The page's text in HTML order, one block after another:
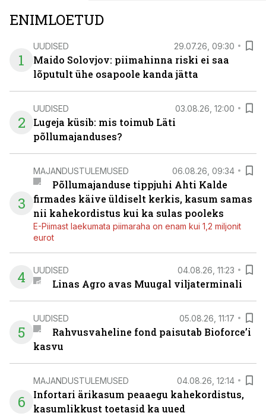
ENIMLOETUD
1
UUDISED 29.07.26, 09:30
Maido Solovjov: piimahinna riski ei saa
lõputult ühe osapoole kanda jätta
2
UUDISED 03.08.26, 12:00
Lugeja küsib: mis toimub Läti
põllumajanduses?
3
MAJANDUSTULEMUSED 06.08.26, 09:34
Põllumajanduse tippjuhi Ahti Kalde
firmades käive üldiselt kerkis, kasum samas
nii kahekordistus kui ka sulas pooleks
E-Piimast laekumata piimaraha on enam kui 1,2 miljonit
eurot
4 UUDISED 04.08.26, 11:23
Linas Agro avas Muugal viljaterminali
5
UUDISED 05.08.26, 11:17
Rahvusvaheline fond paisutab Bioforce’i
kasvu
6
MAJANDUSTULEMUSED 04.08.26, 12:14
Infortari ärikasum peaaegu kahekordistus,
kasumlikkust toetasid ka uued